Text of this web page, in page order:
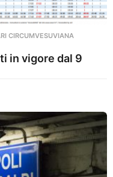
CIRCUMVESUVIANA
in vigore dal 9